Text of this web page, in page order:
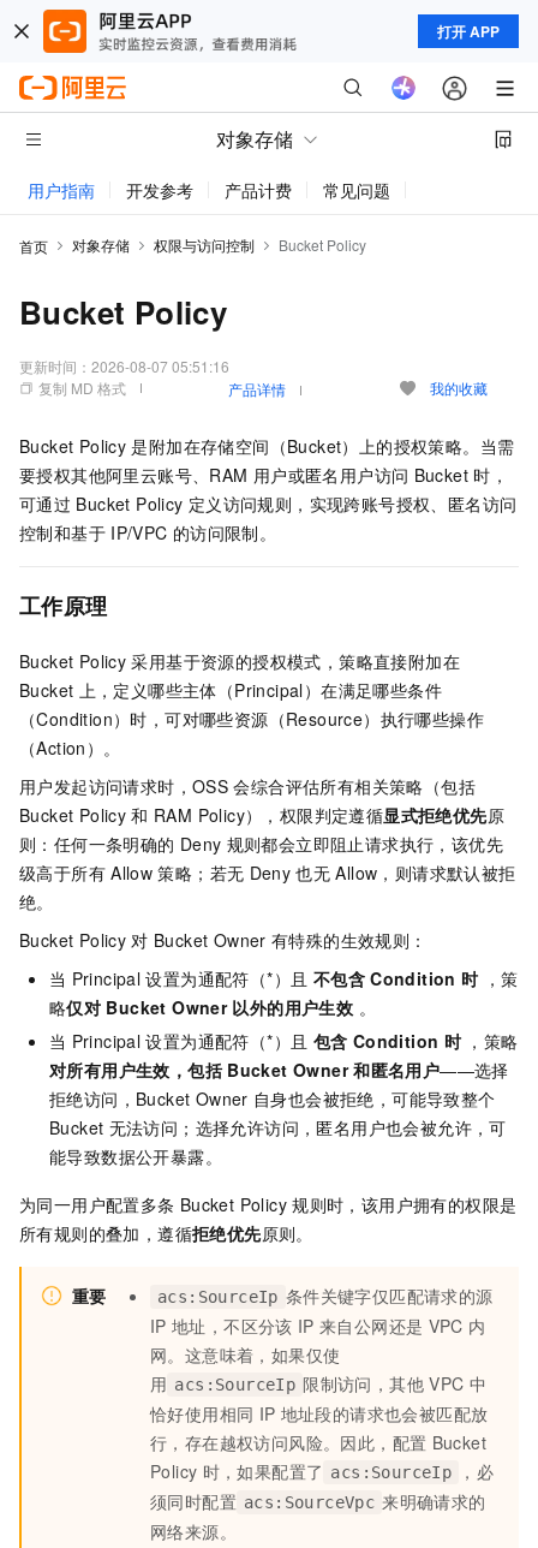
打开 APP
对象存储
用户指南 开发参考 产品计费 常见问题
首页 对象存储 权限与访问控制 Bucket Policy
Bucket Policy
更新时间： 2026-08-07 05:51:16
复制 MD 格式
产品详情 我的收藏
Bucket Policy 是附加在存储空间（Bucket）上的授权策略。当需
要授权其他阿里云账号、RAM 用户或匿名用户访问 Bucket 时，
可通过 Bucket Policy 定义访问规则，实现跨账号授权、匿名访问
控制和基于 IP/VPC 的访问限制。
工作原理
Bucket Policy 采用基于资源的授权模式，策略直接附加在
Bucket 上，定义哪些主体（Principal）在满足哪些条件
（Condition）时，可对哪些资源（Resource）执行哪些操作
（Action）。
用户发起访问请求时，OSS 会综合评估所有相关策略（包括
Bucket Policy 和 RAM Policy），权限判定遵循显式拒绝优先原
则：任何一条明确的 Deny 规则都会立即阻止请求执行，该优先
级高于所有 Allow 策略；若无 Deny 也无 Allow，则请求默认被拒
绝。
Bucket Policy 对 Bucket Owner 有特殊的生效规则：
当 Principal 设置为通配符（*）且 不包含 Condition 时 ，策
略仅对 Bucket Owner 以外的用户生效 。
当 Principal 设置为通配符（*）且 包含 Condition 时 ，策略
对所有用户生效，包括 Bucket Owner 和匿名用户——选择
拒绝访问，Bucket Owner 自身也会被拒绝，可能导致整个
Bucket 无法访问；选择允许访问，匿名用户也会被允许，可
能导致数据公开暴露。
为同一用户配置多条 Bucket Policy 规则时，该用户拥有的权限是
所有规则的叠加，遵循拒绝优先原则。
重要 acs:SourceIp 条件关键字仅匹配请求的源
IP 地址，不区分该 IP 来自公网还是 VPC 内
网。这意味着，如果仅使
用 acs:SourceIp 限制访问，其他 VPC 中
恰好使用相同 IP 地址段的请求也会被匹配放
行，存在越权访问风险。因此，配置 Bucket
Policy 时，如果配置了 acs:SourceIp
，必
须同时配置 acs:SourceVpc 来明确请求的
网络来源。